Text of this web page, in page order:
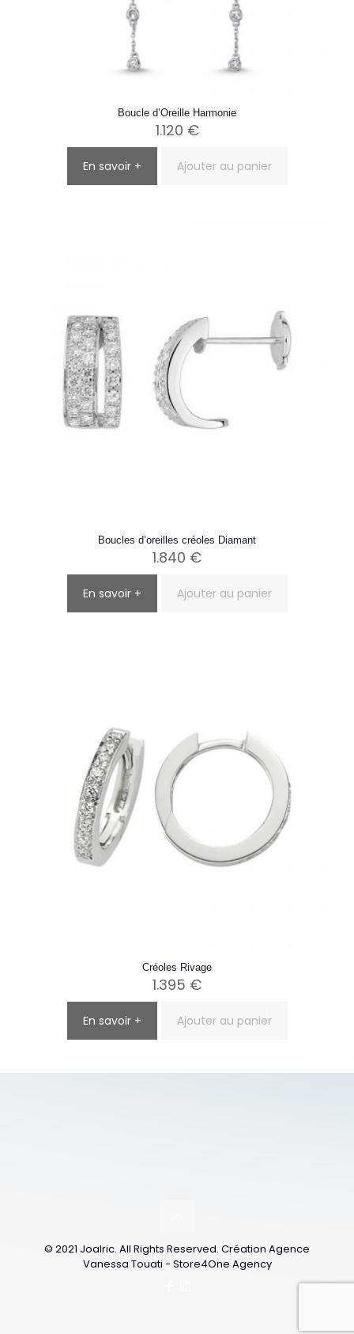
Boucle d’Oreille Harmonie
1.120 €
En savoir + Ajouter au panier
Boucles d’oreilles créoles Diamant
1.840 €
En savoir + Ajouter au panier
Créoles Rivage
1.395 €
En savoir + Ajouter au panier
© 2021 Joalric. All Rights Reserved. Création Agence
Vanessa Touati - Store4One Agency